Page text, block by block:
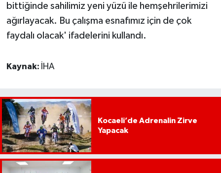
bittiğinde sahilimiz yeni yüzü ile hemşehrilerimizi
ağırlayacak. Bu çalışma esnafımız için de çok
faydalı olacak' ifadelerini kullandı.
Kaynak: İHA
Kocaeli’de Adrenalin Zirve
Yapacak